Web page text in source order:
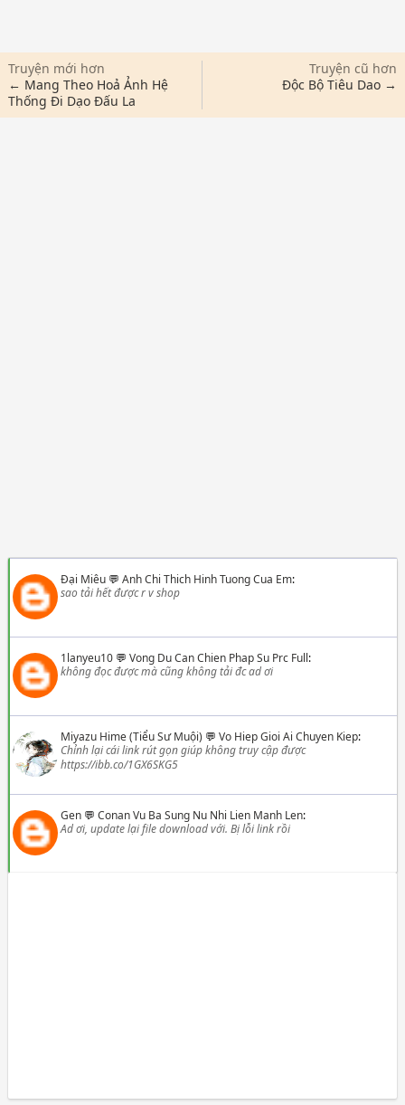
Truyện mới hơn
← Mang Theo Hoả Ảnh Hệ
Thống Đi Dạo Đấu La
Truyện cũ hơn
Độc Bộ Tiêu Dao →
Đại Miêu💬 Anh Chi Thich Hinh Tuong Cua Em:
sao tải hết được r v shop
1lanyeu10💬 Vong Du Can Chien Phap Su Prc Full:
không đọc được mà cũng không tải đc ad ơi
Miyazu Hime (Tiểu Sư Muội) 💬 Vo Hiep Gioi Ai Chuyen Kiep:
Chỉnh lại cái link rút gọn giúp không truy cập được
https://ibb.co/1GX6SKG5
Gen💬 Conan Vu Ba Sung Nu Nhi Lien Manh Len:
Ad ơi, update lại file download với. Bị lỗi link rồi